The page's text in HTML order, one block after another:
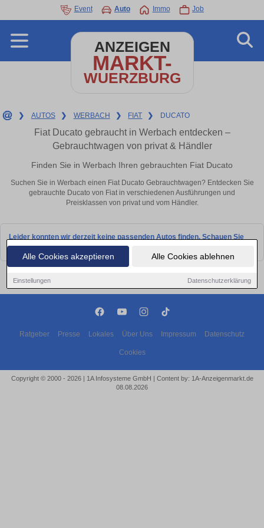
Alle Cookies akzeptieren Alle Cookies ablehnen
Einstellungen Datenschutzerklärung
Event Auto Immo Job
ANZEIGEN
MARKT-
WUERZBURG
❯ AUTOS ❯ WERBACH ❯ FIAT ❯ DUCATO
Fiat Ducato gebraucht in Werbach entdecken –
Gebrauchtwagen von privat & Händler
Finden Sie in Werbach Ihren gebrauchten Fiat Ducato
Suchen Sie in Werbach einen Fiat Ducato Gebrauchtwagen? Entdecken Sie
gebrauchte Ducato von Fiat in verschiedenen Ausführungen und
Preisklassen von privat und vom Händler.
Leider konnten wir derzeit keine passenden Autos finden. Schauen Sie
bald wieder vorbei!
Ratgeber Presse Lokales Über Uns Impressum Datenschutz
Cookies
Copyright © 2000 - 2026 | 1A Infosysteme GmbH | Content by: 1A-Anzeigenmarkt.de
08.08.2026